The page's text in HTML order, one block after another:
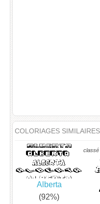
COLORIAGES SIMILAIRES
classé
Alberta
(92%)